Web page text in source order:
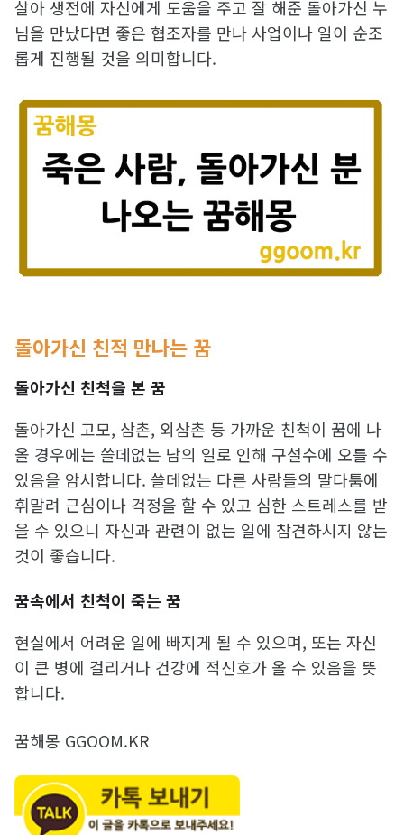
살아 생전에 자신에게 도움을 주고 잘 해준 돌아가신 누
님을 만났다면 좋은 협조자를 만나 사업이나 일이 순조
롭게 진행될 것을 의미합니다.
돌아가신 친적 만나는 꿈
돌아가신 친척을 본 꿈
돌아가신 고모, 삼촌, 외삼촌 등 가까운 친척이 꿈에 나
올 경우에는 쓸데없는 남의 일로 인해 구설수에 오를 수
있음을 암시합니다. 쓸데없는 다른 사람들의 말다툼에
휘말려 근심이나 걱정을 할 수 있고 심한 스트레스를 받
을 수 있으니 자신과 관련이 없는 일에 참견하시지 않는
것이 좋습니다.
꿈속에서 친척이 죽는 꿈
현실에서 어려운 일에 빠지게 될 수 있으며, 또는 자신
이 큰 병에 걸리거나 건강에 적신호가 올 수 있음을 뜻
합니다.
꿈해몽 GGOOM.KR